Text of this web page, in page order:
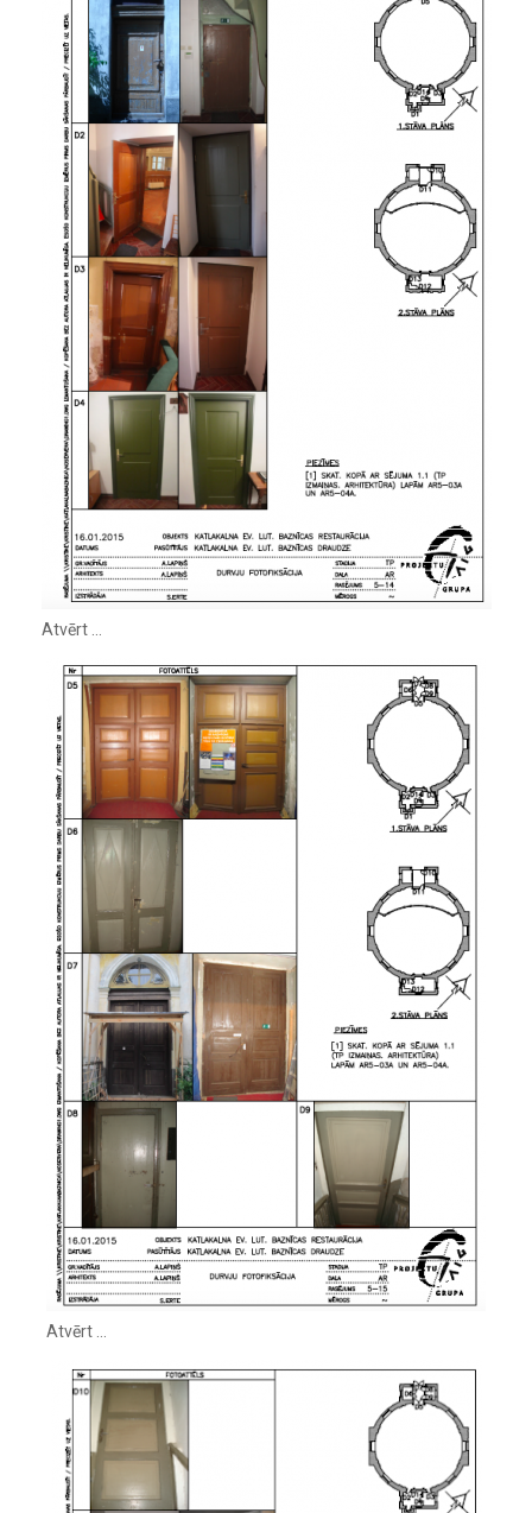
Atvērt …
Atvērt …